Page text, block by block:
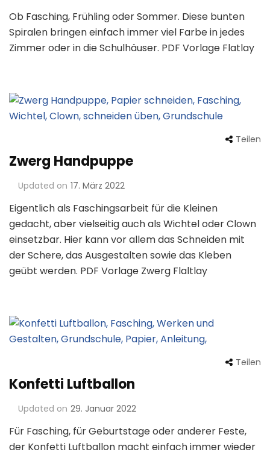
Ob Fasching, Frühling oder Sommer. Diese bunten
Spiralen bringen einfach immer viel Farbe in jedes
Zimmer oder in die Schulhäuser. PDF Vorlage Flatlay
Teilen
Zwerg Handpuppe
Updated on 17. März 2022
Eigentlich als Faschingsarbeit für die Kleinen
gedacht, aber vielseitig auch als Wichtel oder Clown
einsetzbar. Hier kann vor allem das Schneiden mit
der Schere, das Ausgestalten sowie das Kleben
geübt werden. PDF Vorlage Zwerg Flaltlay
Teilen
Konfetti Luftballon
Updated on 29. Januar 2022
Für Fasching, für Geburtstage oder anderer Feste,
der Konfetti Luftballon macht einfach immer wieder